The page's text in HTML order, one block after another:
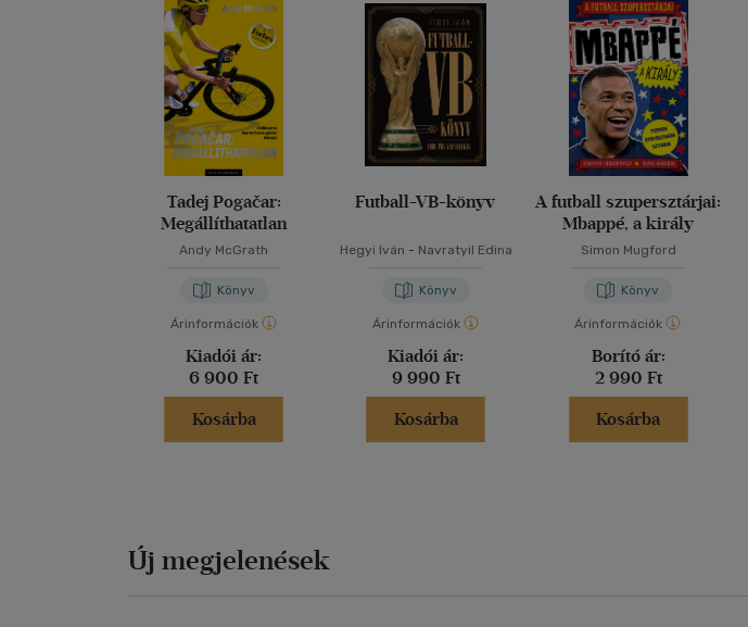
Tadej Pogačar:
Megállíthatatlan
Andy McGrath
Könyv
Árinformációk
Kiadói ár:
6 900 Ft
Kosárba
Futball-VB-könyv
Hegyi Iván - Navratyil Edina
Könyv
Árinformációk
Kiadói ár:
9 990 Ft
Kosárba
A futball szupersztárjai:
Mbappé, a király
Simon Mugford
Könyv
Árinformációk
Borító ár:
2 990 Ft
Kosárba
Új megjelenések